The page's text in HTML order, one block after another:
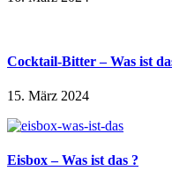
Cocktail-Bitter – Was ist
15. März 2024
Eisbox – Was ist das ?